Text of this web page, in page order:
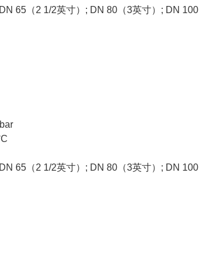
65 （2 1/2英寸） ; DN 80 （3英寸） ; DN 100
65 （2 1/2英寸） ; DN 80 （3英寸） ; DN 100